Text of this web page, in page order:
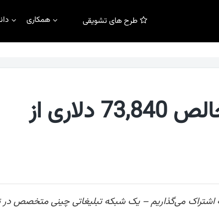
طرح های تشویقی همکاری
مطالعه موردی: سود خالص 73,840 دلاری از
اشتراک می‌گذاریم – یک شبکه تبلیغاتی چینی متخصص در